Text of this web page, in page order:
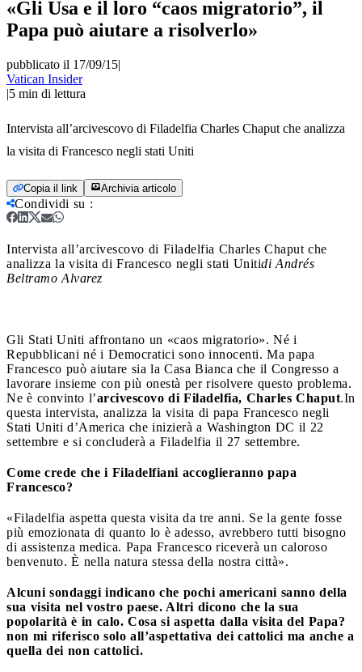
«Gli Usa e il loro “caos migratorio”, il
Papa può aiutare a risolverlo»
pubblicato il 17/09/15|
Vatican Insider
|5 min di lettura
Intervista all’arcivescovo di Filadelfia Charles Chaput che analizza
la visita di Francesco negli stati Uniti
Copia il link Archivia articolo
Condividi su :
Intervista all’arcivescovo di Filadelfia Charles Chaput che
analizza la visita di Francesco negli stati Unitidi Andrés
Beltramo Alvarez
Gli Stati Uniti affrontano un «caos migratorio». Né i
Repubblicani né i Democratici sono innocenti. Ma papa
Francesco può aiutare sia la Casa Bianca che il Congresso a
lavorare insieme con più onestà per risolvere questo problema.
Ne è convinto l’arcivescovo di Filadelfia, Charles Chaput.In
questa intervista, analizza la visita di papa Francesco negli
Stati Uniti d’America che inizierà a Washington DC il 22
settembre e si concluderà a Filadelfia il 27 settembre.
Come crede che i Filadelfiani accoglieranno papa
Francesco?
«Filadelfia aspetta questa visita da tre anni. Se la gente fosse
più emozionata di quanto lo è adesso, avrebbero tutti bisogno
di assistenza medica. Papa Francesco riceverà un caloroso
benvenuto. È nella natura stessa della nostra città».
Alcuni sondaggi indicano che pochi americani sanno della
sua visita nel vostro paese. Altri dicono che la sua
popolarità è in calo. Cosa si aspetta dalla visita del Papa?
non mi riferisco solo all’aspettativa dei cattolici ma anche a
quella dei non cattolici.